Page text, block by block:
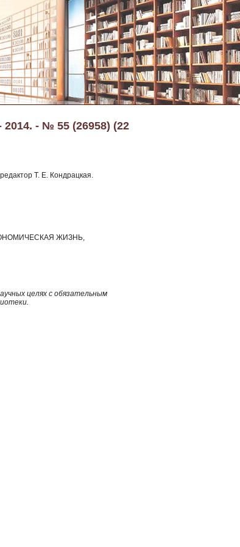
2014. - № 55 (26958) (22
Т. Е. Кондрацкая.
ЖИЗНЬ,
целях с обязательным